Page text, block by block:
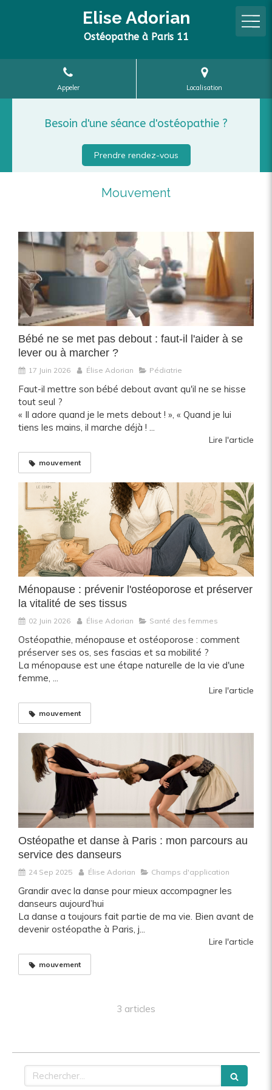
Elise Adorian
Ostéopathe à Paris 11
Appeler Localisation
Besoin d'une séance d'ostéopathie ?
Prendre rendez-vous
Mouvement
Bébé ne se met pas debout : faut-il l'aider à se
lever ou à marcher ?
17 Juin 2026 Élise Adorian Pédiatrie
Faut-il mettre son bébé debout avant qu'il ne se hisse
tout seul ?
« Il adore quand je le mets debout ! », « Quand je lui
tiens les mains, il marche déjà ! ...
Lire l'article
mouvement
Ménopause : prévenir l'ostéoporose et préserver
la vitalité de ses tissus
02 Juin 2026 Élise Adorian Santé des femmes
Ostéopathie, ménopause et ostéoporose : comment
préserver ses os, ses fascias et sa mobilité ?
La ménopause est une étape naturelle de la vie d'une
femme, ...
Lire l'article
mouvement
Ostéopathe et danse à Paris : mon parcours au
service des danseurs
24 Sep 2025 Élise Adorian Champs d'application
Grandir avec la danse pour mieux accompagner les
danseurs aujourd’hui
La danse a toujours fait partie de ma vie. Bien avant de
devenir ostéopathe à Paris, j...
Lire l'article
mouvement
3 articles
Rechercher